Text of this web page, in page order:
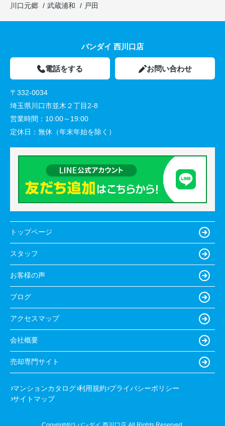
川口元郷
武蔵浦和 戸田
バンダイ 西川口店
電話をする お問い合わせ
〒332-0034
埼玉県川口市並木２丁目2-8
営業時間： 10:00～19:00
定休日： 無休（年末年始を除く）
トップページ
スタッフ
お客様の声
ブログ
アクセスマップ
会社概要
売却専門サイト
マンションカタログ 利用規約 プライバシーポリシー
サイトマップ